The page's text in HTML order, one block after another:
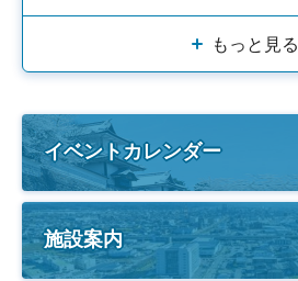
もっと見る
イベントカレンダー
施設案内